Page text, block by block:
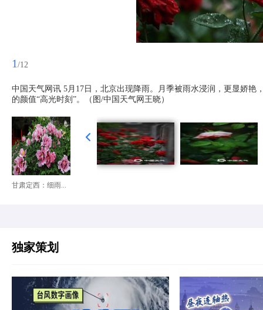
1 /12
中国天气网讯 5月17日，北京出现降雨。月季被雨水浸润，更显娇
的颜值“高光时刻”。（图/中国天气网王晓）
甘肃定西：细雨...
独家策划